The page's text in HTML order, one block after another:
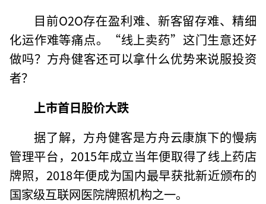
目前O2O存在盈利难、新客留存难、精细
化运作难等痛点。“线上卖药”这门生意还好
做吗？方舟健客还可以拿什么优势来说服投资
者？
上市首日股价大跌
据了解，方舟健客是方舟云康旗下的慢病
管理平台，2015年成立当年便取得了线上药店
牌照，2018年便成为国内最早获批新近颁布的
国家级互联网医院牌照机构之一。